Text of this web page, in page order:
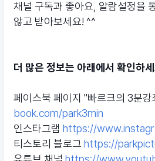
채널 구독과 좋아요, 알람설정을
않고 받아보세요! ^^
더 많은 정보는 아래에서 확인하
페이스북 페이지 "빠르크의 3분강
book.com/park3min
인스타그램 https://
티스토리 블로그 https://